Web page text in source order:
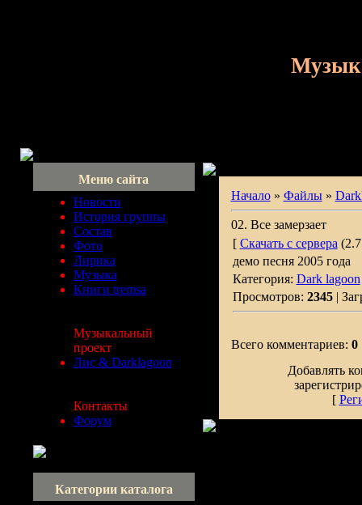
Меню сайта
Новости
История группы
Состав
Фото
Лирика
Музыка
Книги tremsa
Музыкальный
проект
Лис & Darklagoon
Контакты
Форум
Категории каталога
Начало» Файлы»
02. Все замерзает
[ Скачать с сервера
демо песня 2005 года
Категория: Dark lagoon
Просмотров: 2345|
Всего комментариев: 0
Добавлять
[